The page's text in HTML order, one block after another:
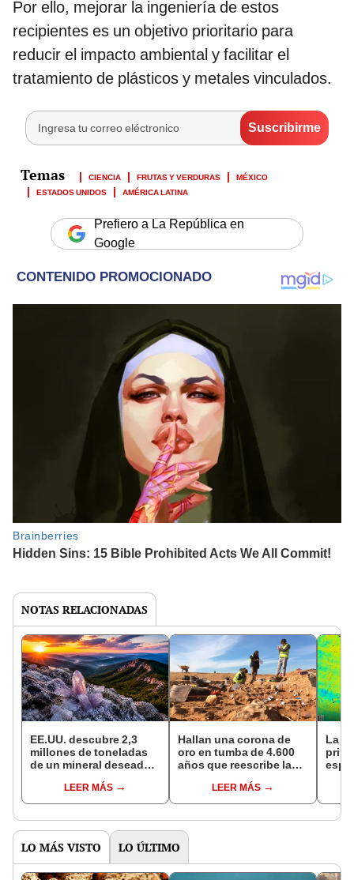
Por ello, mejorar la ingeniería de estos
recipientes es un objetivo prioritario para
reducir el impacto ambiental y facilitar el
tratamiento de plásticos y metales vinculados.
CIENCIA FRUTAS Y VERDURAS
MÉXICO
ESTADOS UNIDOS
AMÉRICA LATINA
Prefiero a La República en
Google
NOTAS RELACIONADAS
EE.UU. descubre 2,3
millones de toneladas
de un mineral deseado
reemplazar 328 años de
importaciones
LEER MÁS
Hallan una corona de
oro en tumba de 4.600
años que reescribe la
BronceLEER MÁS
La
por
LO MÁS VISTO LO ÚLTIMO